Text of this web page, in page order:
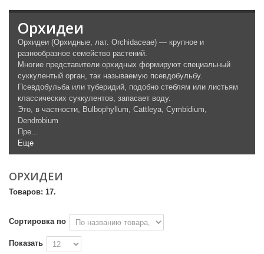
Орхидеи
Орхидеи (Орхидные, лат. Orchidaceae) — крупное и
разнообразное семейство растений.
Многие представители орхидных формируют специальный
суккулентый орган, так называемую псевдобульбу.
Псевдобульба или туберидий, подобно стеблям или листьям
классических суккулентов, запасает воду.
Это, в частности, Bulbophyllum, Cattleya, Cymbidium,
Dendrobium
Пре...
Еще
ОРХИДЕИ
Товаров: 17.
Сортировка по
Показать